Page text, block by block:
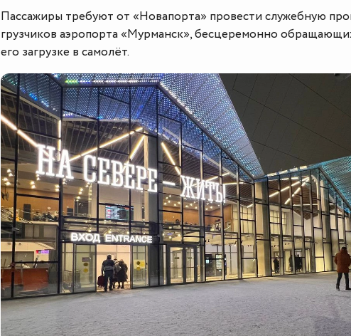
Пассажиры требуют от «Новапорта» провести служебную
грузчиков аэропорта «Мурманск», бесцеремонно
его загрузке в самолёт.